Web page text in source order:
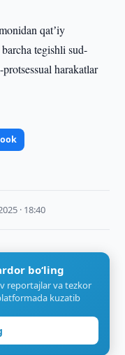
qatʼiy
tegishli sud-
harakatlar
· 18:40
bo‘ling
reportajlar va tezkor
kuzatib